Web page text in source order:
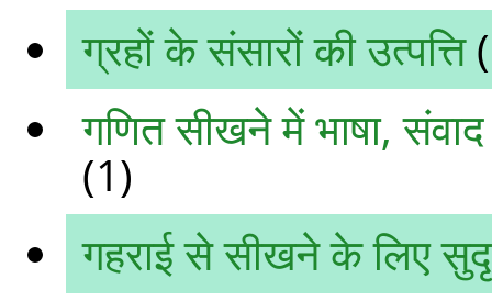
ग्रहों के संसारों की उत्पत्ति
गणित सीखने में भाषा, संवाद
(1)
गहराई से सीखने के लिए